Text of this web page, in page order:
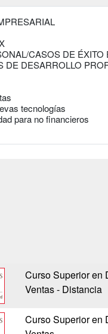
CASOS DE ÉXITO
DE DESARROLLO
tecnologías
para no financieros
Curso Superior en
Ventas - Distancia
Curso Superior en